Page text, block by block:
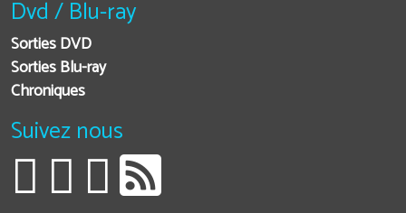
Dvd / Blu-ray
Sorties DVD
Sorties Blu-ray
Chroniques
Suivez nous